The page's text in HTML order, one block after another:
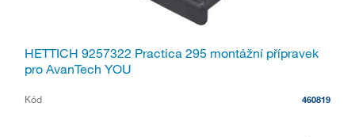
HETTICH 9257322 Practica 295 montážní přípravek
pro AvanTech YOU
Kód 460819